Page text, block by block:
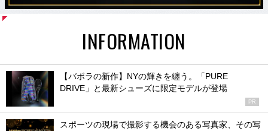
INFORMATION
【バボラの新作】NYの輝きを纏う。「PURE
DRIVE」と最新シューズに限定モデルが登場
PR
スポーツの現場で撮影する機会のある写真家、その写